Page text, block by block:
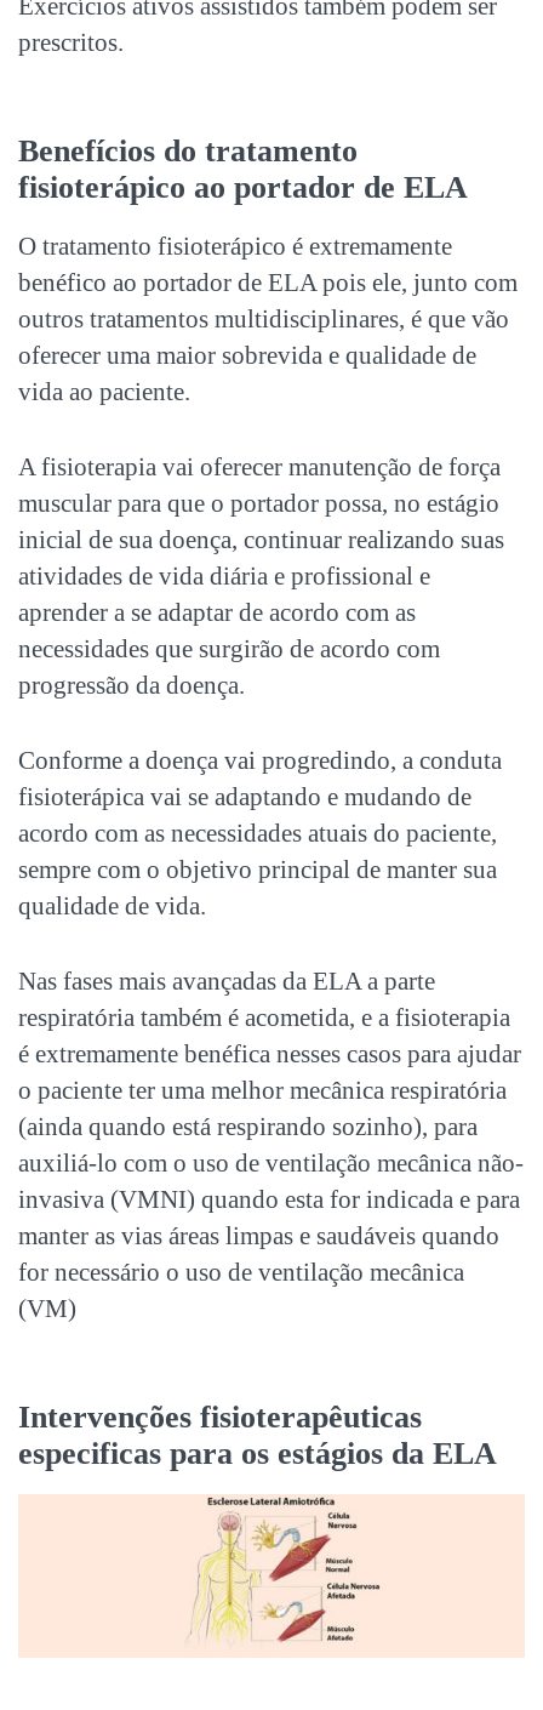
prescritos.
Benefícios do tratamento
fisioterápico ao portador de ELA
O tratamento fisioterápico é extremamente
benéfico ao portador de ELA pois ele, junto com
outros tratamentos multidisciplinares, é que vão
oferecer uma maior sobrevida e qualidade de
vida ao paciente.
A fisioterapia vai oferecer manutenção de força
muscular para que o portador possa, no estágio
inicial de sua doença, continuar realizando suas
atividades de vida diária e profissional e
aprender a se adaptar de acordo com as
necessidades que surgirão de acordo com
progressão da doença.
Conforme a doença vai progredindo, a conduta
fisioterápica vai se adaptando e mudando de
acordo com as necessidades atuais do paciente,
sempre com o objetivo principal de manter sua
qualidade de vida.
Nas fases mais avançadas da ELA a parte
respiratória também é acometida, e a fisioterapia
é extremamente benéfica nesses casos para ajudar
o paciente ter uma melhor mecânica respiratória
(ainda quando está respirando sozinho), para
auxiliá-lo com o uso de ventilação mecânica não-
invasiva (VMNI) quando esta for indicada e para
manter as vias áreas limpas e saudáveis quando
for necessário o uso de ventilação mecânica
(VM)
Intervenções fisioterapêuticas
especificas para os estágios da ELA